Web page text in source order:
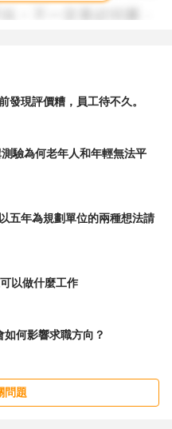
工從事非契約約定之工作
間。（出處：《勞動基準
觀望這家公司，同時投遞其
的期限？我認為這是一個可
中前繳交，那麼在這段時
、團隊氛圍以及工作內容是
工作機會的履歷也是保護自
實還不需要過早做出重大
個人陰影，這些都是很真實
。如果你真的不願意找他人
發現評價糟，員工待不久。
驗為何老年人和年輕無法平
五年為規劃單位的兩種想法請
以做什麼工作
何影響求職方向？
問題